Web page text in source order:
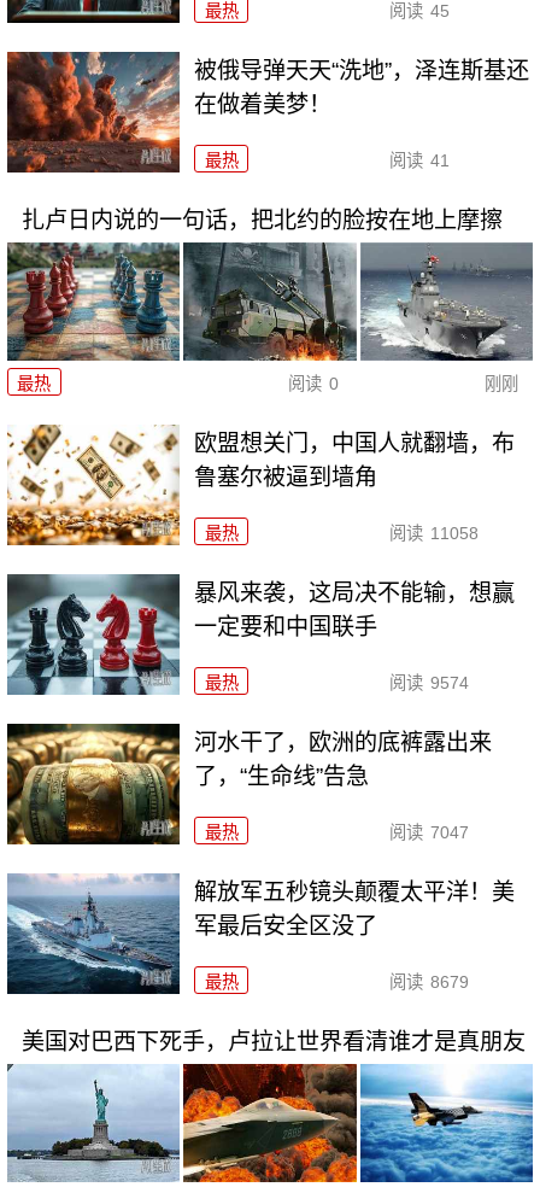
最热 阅读 45
被俄导弹天天“洗地”，泽连斯基还
在做着美梦！
最热 阅读 41
扎卢日内说的一句话，把北约的脸按在地上摩擦
最热 阅读 0 刚刚
欧盟想关门，中国人就翻墙，布
鲁塞尔被逼到墙角
最热 阅读 11058
暴风来袭，这局决不能输，想赢
一定要和中国联手
最热 阅读 9574
河水干了，欧洲的底裤露出来
了，“生命线”告急
最热 阅读 7047
解放军五秒镜头颠覆太平洋！美
军最后安全区没了
最热 阅读 8679
美国对巴西下死手，卢拉让世界看清谁才是真朋友